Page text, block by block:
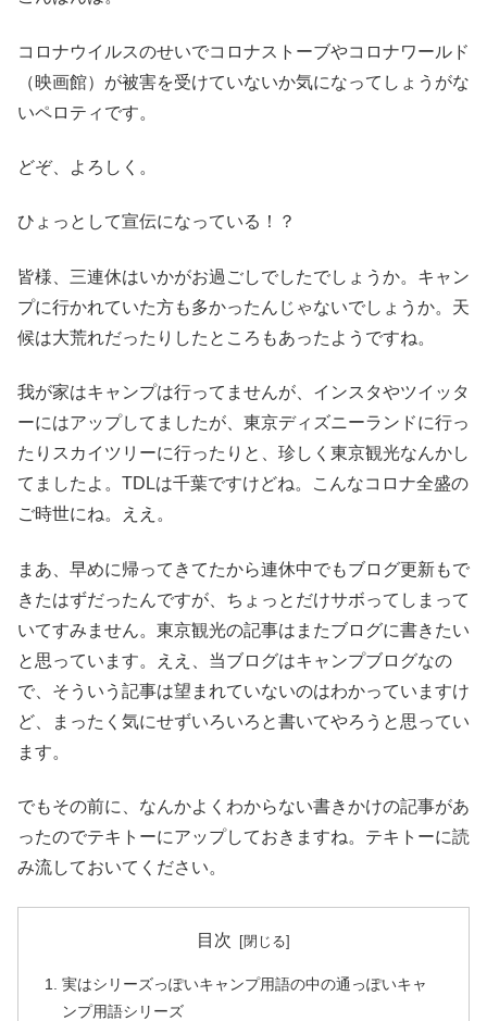
コロナウイルスのせいでコロナストーブやコロナワールド
（映画館）が被害を受けていないか気になってしょうがな
いペロティです。
どぞ、よろしく。
ひょっとして宣伝になっている！？
皆様、三連休はいかがお過ごしでしたでしょうか。キャン
プに行かれていた方も多かったんじゃないでしょうか。天
候は大荒れだったりしたところもあったようですね。
我が家はキャンプは行ってませんが、インスタやツイッタ
ーにはアップしてましたが、東京ディズニーランドに行っ
たりスカイツリーに行ったりと、珍しく東京観光なんかし
てましたよ。TDLは千葉ですけどね。こんなコロナ全盛の
ご時世にね。ええ。
まあ、早めに帰ってきてたから連休中でもブログ更新もで
きたはずだったんですが、ちょっとだけサボってしまって
いてすみません。東京観光の記事はまたブログに書きたい
と思っています。ええ、当ブログはキャンプブログなの
で、そういう記事は望まれていないのはわかっていますけ
ど、まったく気にせずいろいろと書いてやろうと思ってい
ます。
でもその前に、なんかよくわからない書きかけの記事があ
ったのでテキトーにアップしておきますね。テキトーに読
み流しておいてください。
目次
実はシリーズっぽいキャンプ用語の中の通っぽいキャ
ンプ用語シリーズ